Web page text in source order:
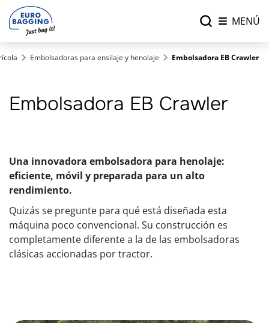
MENÚ
Embolsadoras para ensilaje y henolaje Embolsadora EB Crawler
Embolsadora EB Crawler
Una innovadora embolsadora para henolaje:
eficiente, móvil y preparada para un alto
rendimiento.
Quizás se pregunte para qué está diseñada esta
máquina poco convencional. Su construcción es
completamente diferente a la de las embolsadoras
clásicas accionadas por tractor.